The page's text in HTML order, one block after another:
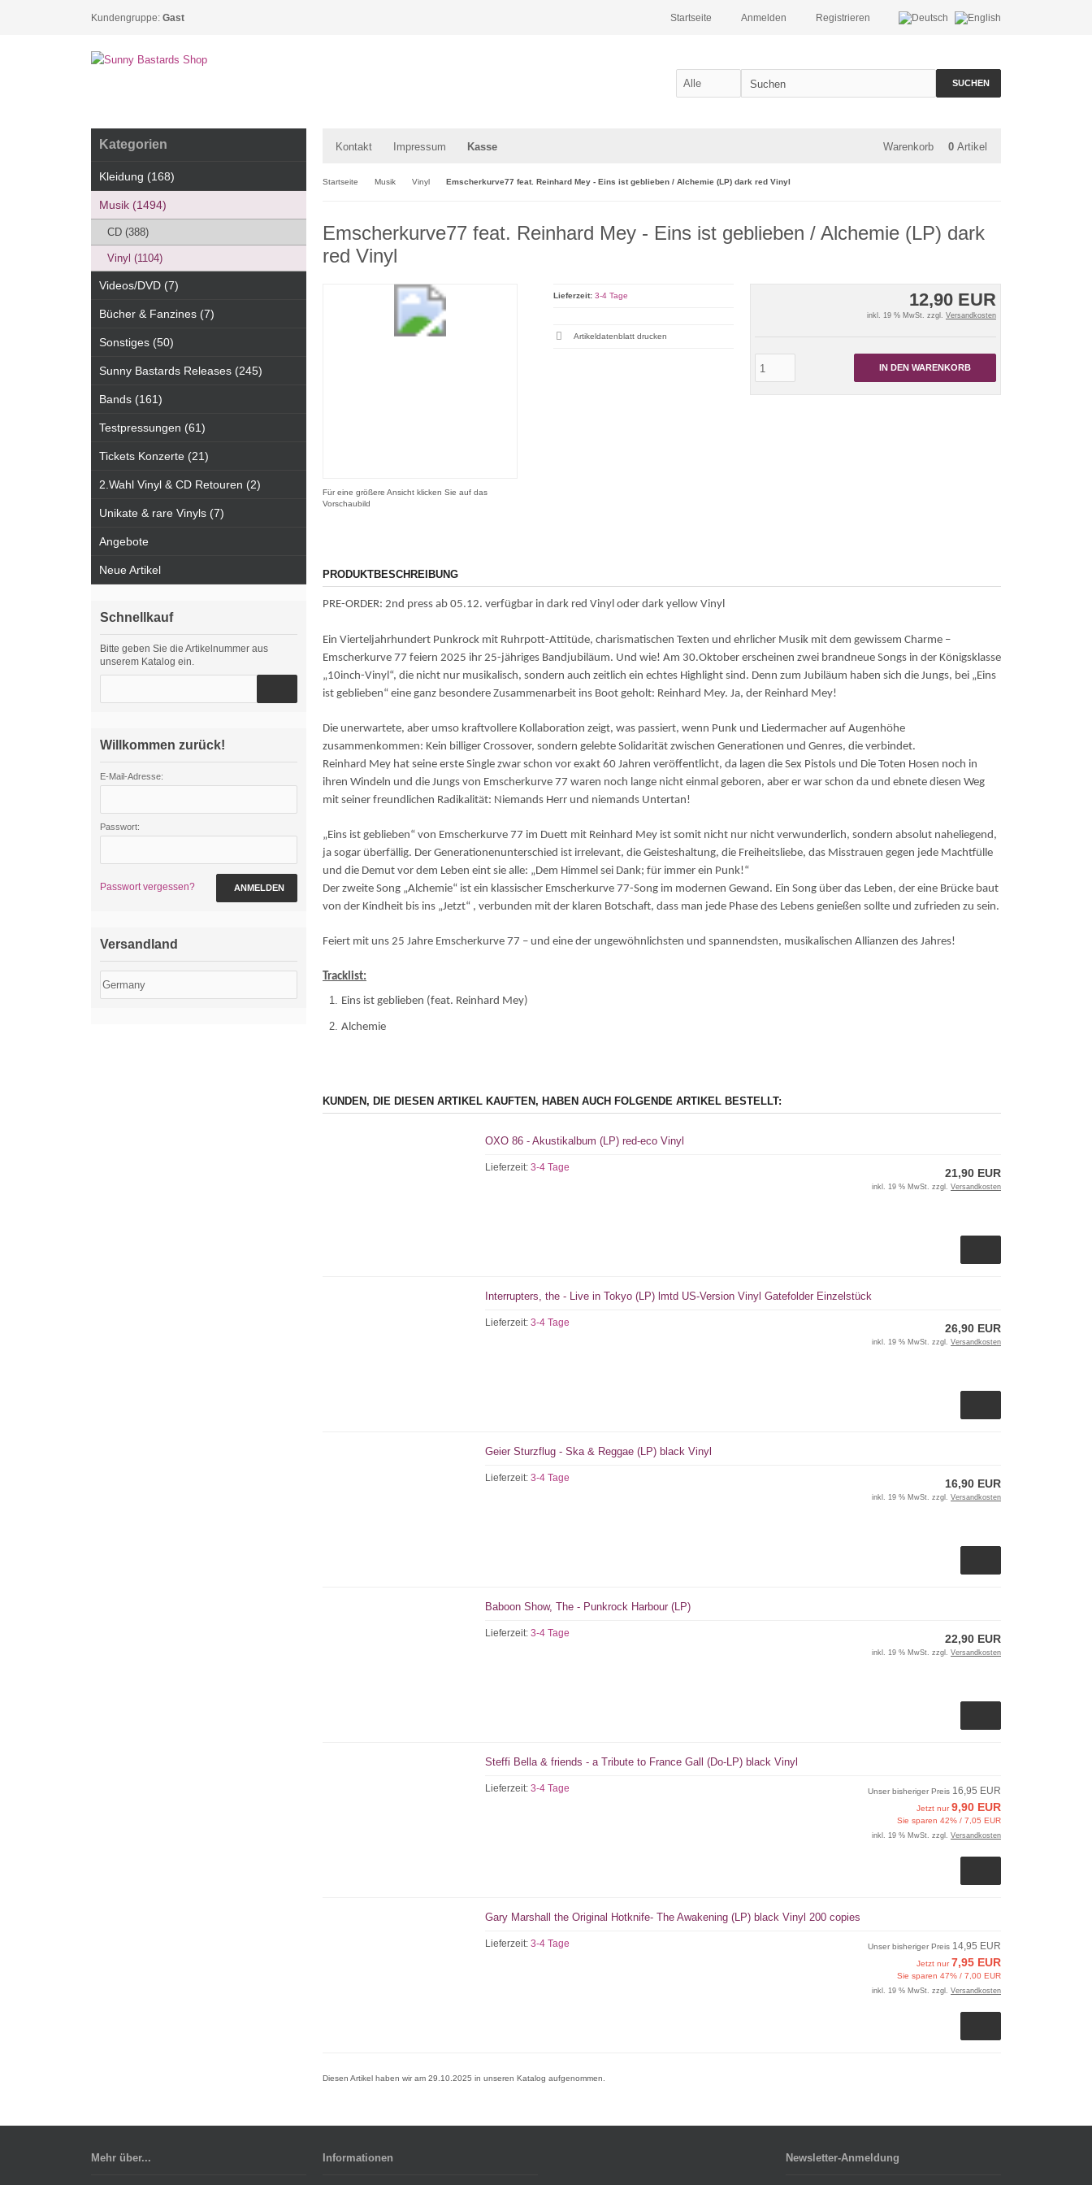
Kundengruppe: Gast Registrieren
Anmelden
Startseite
SUCHEN
Kontakt Impressum Kasse Warenkorb 0 Artikel
Startseite Musik Vinyl Emscherkurve77 feat. Reinhard Mey - Eins ist geblieben / Alchemie (LP) dark red Vinyl
Emscherkurve77 feat. Reinhard Mey - Eins ist geblieben / Alchemie (LP) dark
red Vinyl
Für eine größere Ansicht klicken Sie auf das
Vorschaubild
12,90 EUR
inkl. 19 % MwSt. zzgl. Versandkosten
IN DEN WARENKORB
Lieferzeit: 3-4 Tage
Artikeldatenblatt drucken
PRODUKTBESCHREIBUNG
PRE-ORDER: 2nd press ab 05.12. verfügbar in dark red Vinyl oder dark yellow Vinyl
Ein Vierteljahrhundert Punkrock mit Ruhrpott-Attitüde, charismatischen Texten und ehrlicher Musik mit dem gewissem Charme –
Emscherkurve 77 feiern 2025 ihr 25-jähriges Bandjubiläum. Und wie! Am 30.Oktober erscheinen zwei brandneue Songs in der Königsklasse
„10inch-Vinyl“, die nicht nur musikalisch, sondern auch zeitlich ein echtes Highlight sind. Denn zum Jubiläum haben sich die Jungs, bei „Eins
ist geblieben“ eine ganz besondere Zusammenarbeit ins Boot geholt: Reinhard Mey. Ja, der Reinhard Mey!
Die unerwartete, aber umso kraftvollere Kollaboration zeigt, was passiert, wenn Punk und Liedermacher auf Augenhöhe
zusammenkommen: Kein billiger Crossover, sondern gelebte Solidarität zwischen Generationen und Genres, die verbindet.
Reinhard Mey hat seine erste Single zwar schon vor exakt 60 Jahren veröffentlicht, da lagen die Sex Pistols und Die Toten Hosen noch in
ihren Windeln und die Jungs von Emscherkurve 77 waren noch lange nicht einmal geboren, aber er war schon da und ebnete diesen Weg
mit seiner freundlichen Radikalität: Niemands Herr und niemands Untertan!
„Eins ist geblieben“ von Emscherkurve 77 im Duett mit Reinhard Mey ist somit nicht nur nicht verwunderlich, sondern absolut naheliegend,
ja sogar überfällig. Der Generationenunterschied ist irrelevant, die Geisteshaltung, die Freiheitsliebe, das Misstrauen gegen jede Machtfülle
und die Demut vor dem Leben eint sie alle: „Dem Himmel sei Dank; für immer ein Punk!“
Der zweite Song „Alchemie“ ist ein klassischer Emscherkurve 77-Song im modernen Gewand. Ein Song über das Leben, der eine Brücke baut
von der Kindheit bis ins „Jetzt“ , verbunden mit der klaren Botschaft, dass man jede Phase des Lebens genießen sollte und zufrieden zu sein.
Feiert mit uns 25 Jahre Emscherkurve 77 – und eine der ungewöhnlichsten und spannendsten, musikalischen Allianzen des Jahres!
Tracklist:
Eins ist geblieben (feat. Reinhard Mey)
Alchemie
KUNDEN, DIE DIESEN ARTIKEL KAUFTEN, HABEN AUCH FOLGENDE ARTIKEL BESTELLT:
OXO 86 - Akustikalbum (LP) red-eco Vinyl
Lieferzeit:3-4 Tage 21,90 EUR
inkl. 19 % MwSt. zzgl. Versandkosten
Interrupters, the - Live in Tokyo (LP) lmtd US-Version Vinyl Gatefolder Einzelstück
Lieferzeit:3-4 Tage 26,90 EUR
inkl. 19 % MwSt. zzgl. Versandkosten
Geier Sturzflug - Ska & Reggae (LP) black Vinyl
Lieferzeit:3-4 Tage 16,90 EUR
inkl. 19 % MwSt. zzgl. Versandkosten
Baboon Show, The - Punkrock Harbour (LP)
Lieferzeit:3-4 Tage 22,90 EUR
inkl. 19 % MwSt. zzgl. Versandkosten
Steffi Bella & friends - a Tribute to France Gall (Do-LP) black Vinyl
Lieferzeit:3-4 Tage Unser bisheriger Preis 16,95 EUR
Jetzt nur9,90 EUR
Sie sparen 42% / 7,05 EUR
inkl. 19 % MwSt. zzgl. Versandkosten
Gary Marshall the Original Hotknife- The Awakening (LP) black Vinyl 200 copies
Lieferzeit:3-4 Tage Unser bisheriger Preis 14,95 EUR
Jetzt nur7,95 EUR
Sie sparen 47% / 7,00 EUR
inkl. 19 % MwSt. zzgl. Versandkosten
Diesen Artikel haben wir am 29.10.2025 in unseren Katalog aufgenommen.
Kategorien
Kleidung (168)
Musik (1494)
CD (388)
Vinyl (1104)
Videos/DVD (7)
Bücher & Fanzines (7)
Sonstiges (50)
Sunny Bastards Releases (245)
Bands (161)
Testpressungen (61)
Tickets Konzerte (21)
2.Wahl Vinyl & CD Retouren (2)
Unikate & rare Vinyls (7)
Angebote
Neue Artikel
Schnellkauf
Bitte geben Sie die Artikelnummer aus
unserem Katalog ein.
Willkommen zurück!
E-Mail-Adresse:
Passwort:
Passwort vergessen? ANMELDEN
Versandland
Mehr über... Informationen Newsletter-Anmeldung